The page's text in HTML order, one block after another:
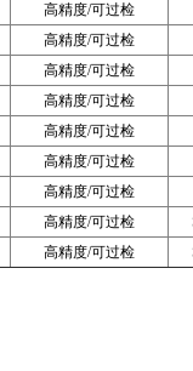
高精度/可过检
高精度/可过检
高精度/可过检
高精度/可过检
高精度/可过检
高精度/可过检
高精度/可过检
高精度/可过检
高精度/可过检